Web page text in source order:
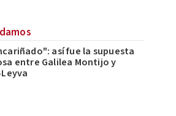
así fue la supuesta
entre Galilea Montijo y